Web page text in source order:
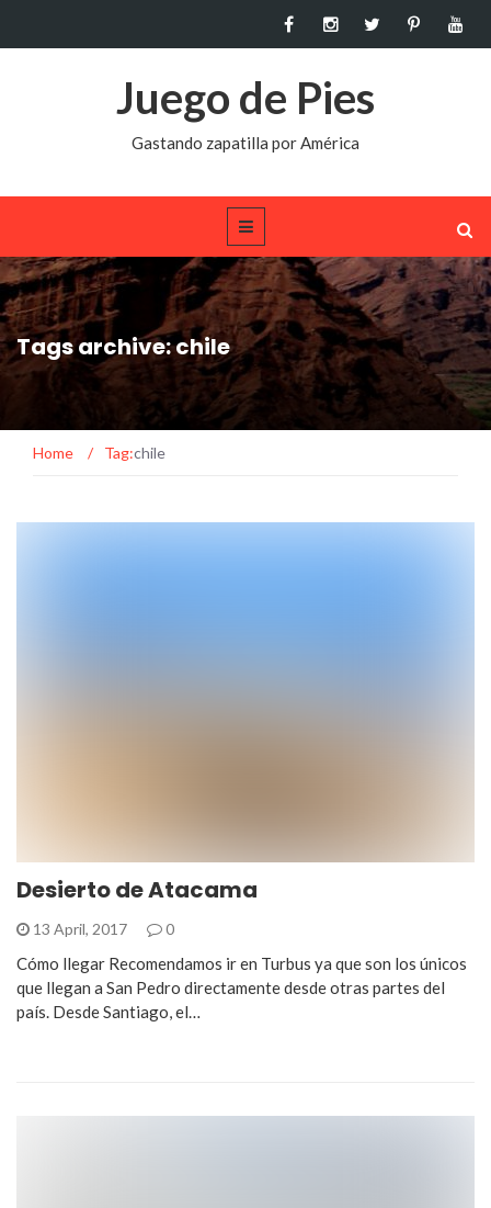
Juego de Pies
Gastando zapatilla por América
Tags archive: chile
Home / Tag:chile
Desierto de Atacama
13 April, 2017 0
Cómo llegar Recomendamos ir en Turbus ya que son los únicos
que llegan a San Pedro directamente desde otras partes del
país. Desde Santiago, el…